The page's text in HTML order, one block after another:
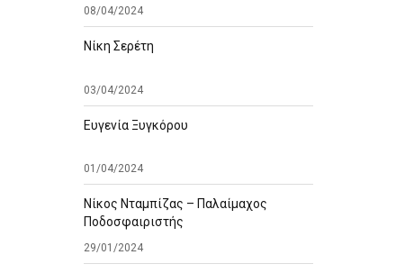
08/04/2024
Νίκη Σερέτη
03/04/2024
Ευγενία Ξυγκόρου
01/04/2024
Νίκος Νταμπίζας – Παλαίμαχος
Ποδοσφαιριστής
29/01/2024